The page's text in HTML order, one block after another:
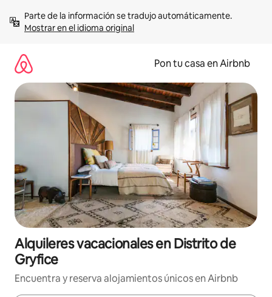
contenidoMostrar en el idioma original
Pon tu casa en Airbnb
Alquileres vacacionales en Distrito de
Gryfice
Encuentra y reserva alojamientos únicos en Airbnb